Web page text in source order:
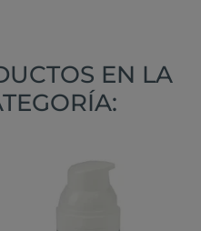
EN LA